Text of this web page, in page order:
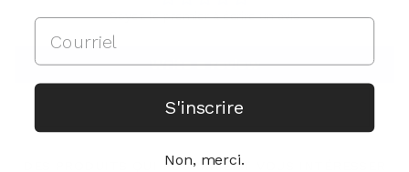
Soyez le premier à écrire un avis
Write a review
DES PRODUITS QUI POURRAIENT VOUS INTÉRESSER
S'inscrire
Non, merci.